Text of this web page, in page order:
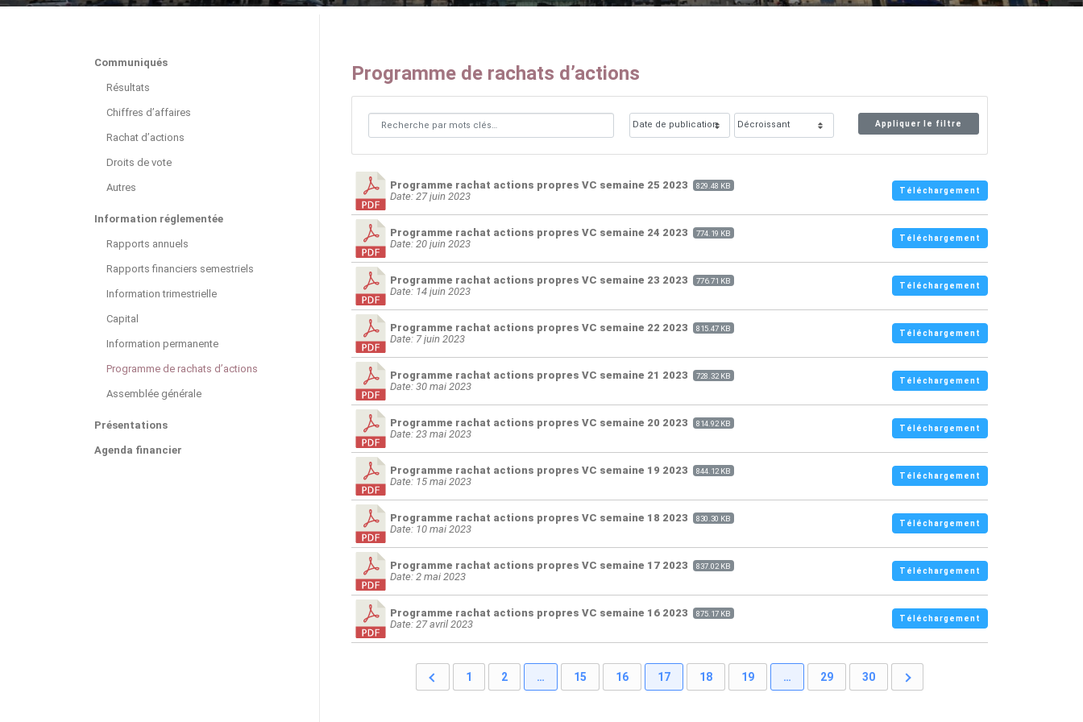
Programme de rachats d’actions
Appliquer le filtre
Programme rachat actions propres VC semaine 25 2023 829.48 KB
Date: 27 juin 2023 Téléchargement
Programme rachat actions propres VC semaine 24 2023 774.19 KB
Date: 20 juin 2023 Téléchargement
Programme rachat actions propres VC semaine 23 2023 776.71 KB
Date: 14 juin 2023 Téléchargement
Programme rachat actions propres VC semaine 22 2023 815.47 KB
Date: 7 juin 2023 Téléchargement
Programme rachat actions propres VC semaine 21 2023 728.32 KB
Date: 30 mai 2023 Téléchargement
Programme rachat actions propres VC semaine 20 2023 814.92 KB
Date: 23 mai 2023 Téléchargement
Programme rachat actions propres VC semaine 19 2023 844.12 KB
Date: 15 mai 2023 Téléchargement
Programme rachat actions propres VC semaine 18 2023 830.30 KB
Date: 10 mai 2023 Téléchargement
Programme rachat actions propres VC semaine 17 2023 837.02 KB
Date: 2 mai 2023 Téléchargement
Programme rachat actions propres VC semaine 16 2023 875.17 KB
Date: 27 avril 2023 Téléchargement
1 2 … 15 16 17 18 19 … 29 30
Communiqués
Résultats
Chiffres d’affaires
Rachat d’actions
Droits de vote
Autres
Information réglementée
Rapports annuels
Rapports financiers semestriels
Information trimestrielle
Capital
Information permanente
Programme de rachats d’actions
Assemblée générale
Présentations
Agenda financier